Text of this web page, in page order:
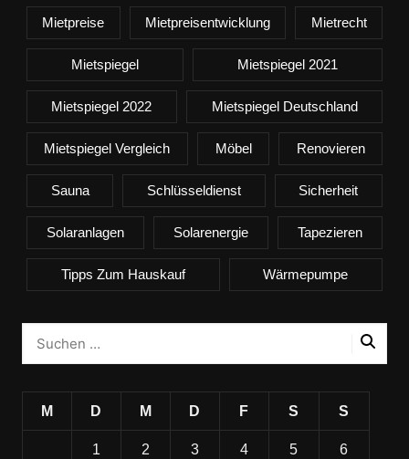
Mietpreise Mietpreisentwicklung Mietrecht
Mietspiegel Mietspiegel 2021
Mietspiegel 2022 Mietspiegel Deutschland
Mietspiegel Vergleich Möbel Renovieren
Sauna Schlüsseldienst Sicherheit
Solaranlagen Solarenergie Tapezieren
Tipps Zum Hauskauf Wärmepumpe
M D M D F S S
1 2 3 4 5 6